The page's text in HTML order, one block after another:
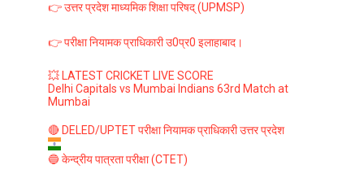
👉 उत्तर प्रदेश माध्यमिक शिक्षा परिषद् (UPMSP)
👉 परीक्षा नियामक प्राधिकारी उ0प्र0 इलाहाबाद।
💥 LATEST CRICKET LIVE SCORE
Delhi Capitals vs Mumbai Indians 63rd Match at
Mumbai
🔴 DELED/UPTET परीक्षा नियामक प्राधिकारी उत्तर प्रदेश
🔵 केन्द्रीय पात्रता परीक्षा (CTET)